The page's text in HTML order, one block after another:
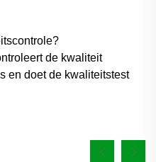
de kwaliteit
en doet de kwaliteitstest